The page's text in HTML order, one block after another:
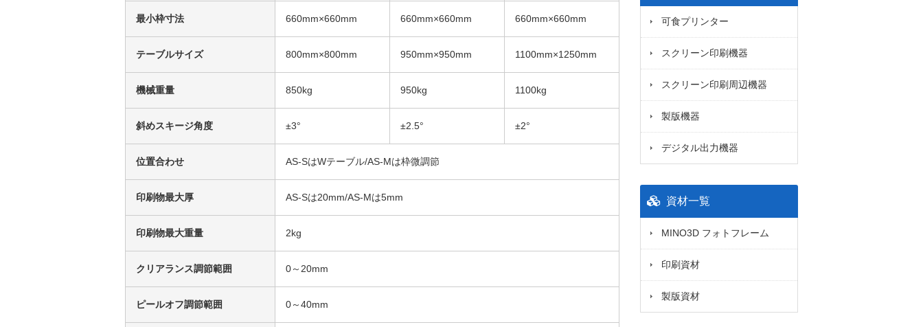
最小枠寸法 660mm×660mm 660mm×660mm 660mm×660mm
テーブルサイズ 800mm×800mm 950mm×950mm 1100mm×1250mm
機械重量 850kg 950kg 1100kg
斜めスキージ角度 ±3° ±2.5° ±2°
位置合わせ AS-SはWテーブル/AS-Mは枠微調節
印刷物最大厚 AS-Sは20mm/AS-Mは5mm
印刷物最大重量 2kg
クリアランス調節範囲 0～20mm
ピールオフ調節範囲 0～40mm
可食プリンター
スクリーン印刷機器
スクリーン印刷周辺機器
製版機器
デジタル出力機器
資材一覧
MINO3D フォトフレーム
印刷資材
製版資材